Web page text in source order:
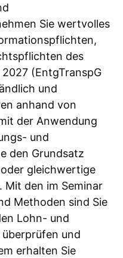
Sie wertvolles
des
(EntgTranspG
und
anhand von
der Anwendung
und
den Grundsatz
gleichwertige
Mit den im Seminar
Methoden sind Sie
Lohn- und
und
erhalten Sie